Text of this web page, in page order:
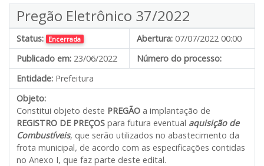
Pregão Eletrônico 37/2022
Status: Encerrada Abertura: 07/07/2022 00:00
Publicado em: 23/06/2022
Número do processo:
Entidade: Prefeitura
Objeto:
Constitui objeto deste PREGÃO a implantação de
REGISTRO DE PREÇOS para futura eventual aquisição de
Combustíveis, que serão utilizados no abastecimento da
frota municipal, de acordo com as especificações contidas
no Anexo I, que faz parte deste edital.